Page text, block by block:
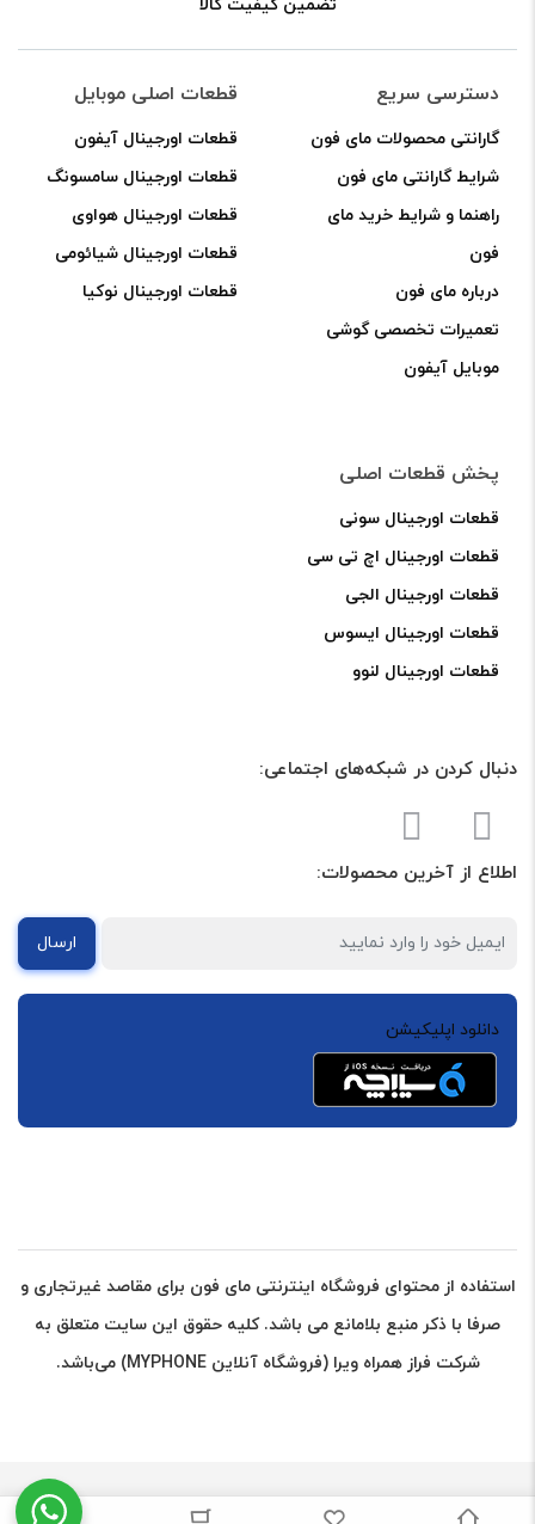
تضمین کیفیت کالا
دسترسی سریع
گارانتی محصولات مای فون
شرایط گارانتی مای فون
راهنما و شرایط خرید مای
فون
درباره مای فون
تعمیرات تخصصی گوشی
موبایل آیفون
قطعات اصلی موبایل
قطعات اورجینال آیفون
قطعات اورجینال سامسونگ
قطعات اورجینال هواوی
قطعات اورجینال شیائومی
قطعات اورجینال نوکیا
پخش قطعات اصلی
قطعات اورجینال سونی
قطعات اورجینال اچ تی سی
قطعات اورجینال الجی
قطعات اورجینال ایسوس
قطعات اورجینال لنوو
دنبال کردن در شبکه‌های اجتماعی:
اطلاع از آخرین محصولات:
ارسال
دانلود اپلیکیشن
استفاده از محتوای فروشگاه اینترنتی مای فون برای مقاصد غیرتجاری و
صرفا با ذکر منبع بلامانع می باشد. کلیه حقوق این سایت متعلق به
شرکت فراز همراه ویرا (فروشگاه آنلاین MYPHONE) می‌باشد.